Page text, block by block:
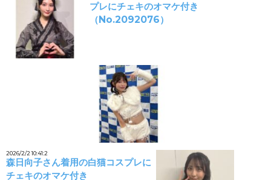
プレにチェキのオマケ付き
（No.2092076）
2026/2/2 10:41:2
森日向子さん着用の白猫コスプレに
チェキのオマケ付き